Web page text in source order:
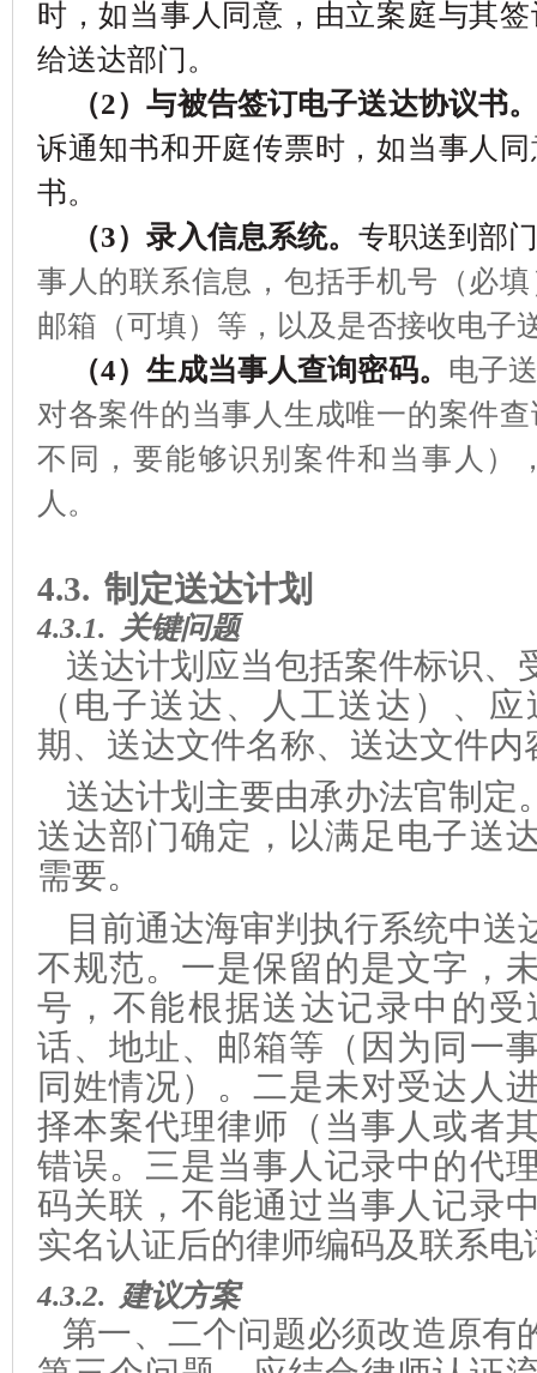
时，如当事人同意，由立案庭与其
给送达部门 。
（2）与被告签订电子送达协议书
诉通知书和开庭传票时，如当事人
书。
（3）录入信息系统。 专职送到部
事人的联系信息，包括手机号（必
邮箱（可填）等，以及是否接收电子
（4）生成当事人查询密码。 电子
对各案件的当事人生成唯一的案件
不同，要能够识别案件和当事人）
人。
4.3. 制定送达计划
4.3.1. 关键问题
送达计划应当包括案件标识、
（电子送达、人工送达）、 应
期、送达文件名称、送达文件内
送达计划 主要由承办法官制定
送达部门确定，以满足电子送
需要。
目前通达海审判执行系统中送
不规范。一是保留的是文字，
号，不能根据送达记录中的
话、地址、邮箱等（因为同一
同姓情况）。二是未对受达人
择本案代理律师（当事人或者
错误。 三是当事人记录中的代
码关联，不能通过当事人记录
实名认证后的律师编码及联系
4.3.2. 建议方案
第一、二个问题必须改造原有